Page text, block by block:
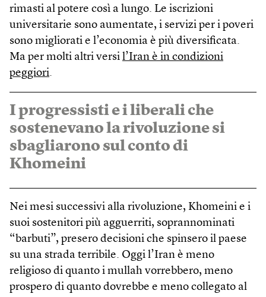
rimasti al potere così a lungo. Le iscrizioni
universitarie sono aumentate, i servizi per i poveri
sono migliorati e l’economia è più diversificata.
Ma per molti altri versi l’Iran è in condizioni
peggiori.
I progressisti e i liberali che
sostenevano la rivoluzione si
sbagliarono sul conto di
Khomeini
Nei mesi successivi alla rivoluzione, Khomeini e i
suoi sostenitori più agguerriti, soprannominati
“barbuti”, presero decisioni che spinsero il paese
su una strada terribile. Oggi l’Iran è meno
religioso di quanto i mullah vorrebbero, meno
prospero di quanto dovrebbe e meno collegato al